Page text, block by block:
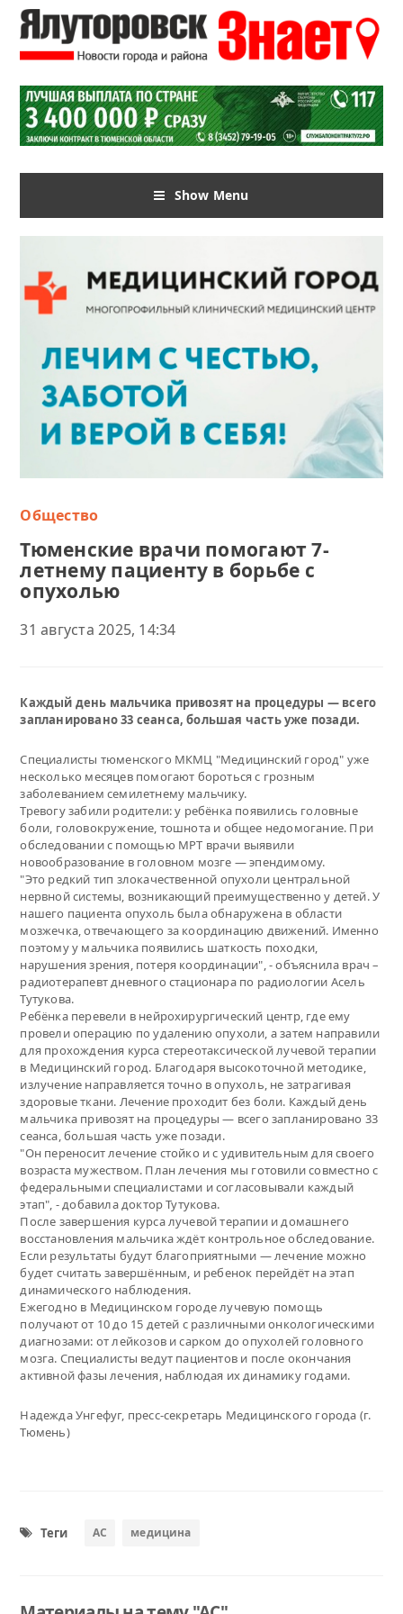
Show Menu
Общество
Тюменские врачи помогают 7-
летнему пациенту в борьбе с
опухолью
31 августа 2025, 14:34
Каждый день мальчика привозят на процедуры — всего
запланировано 33 сеанса, большая часть уже позади.
Специалисты тюменского МКМЦ "Медицинский город" уже
несколько месяцев помогают бороться с грозным
заболеванием семилетнему мальчику.
Тревогу забили родители: у ребёнка появились головные
боли, головокружение, тошнота и общее недомогание. При
обследовании с помощью МРТ врачи выявили
новообразование в головном мозге — эпендимому.
"Это редкий тип злокачественной опухоли центральной
нервной системы, возникающий преимущественно у детей. У
нашего пациента опухоль была обнаружена в области
мозжечка, отвечающего за координацию движений. Именно
поэтому у мальчика появились шаткость походки,
нарушения зрения, потеря координации", - объяснила врач –
радиотерапевт дневного стационара по радиологии Асель
Тутукова.
Ребёнка перевели в нейрохирургический центр, где ему
провели операцию по удалению опухоли, а затем направили
для прохождения курса стереотаксической лучевой терапии
в Медицинский город. Благодаря высокоточной методике,
излучение направляется точно в опухоль, не затрагивая
здоровые ткани. Лечение проходит без боли. Каждый день
мальчика привозят на процедуры — всего запланировано 33
сеанса, большая часть уже позади.
"Он переносит лечение стойко и с удивительным для своего
возраста мужеством. План лечения мы готовили совместно с
федеральными специалистами и согласовывали каждый
этап", - добавила доктор Тутукова.
После завершения курса лучевой терапии и домашнего
восстановления мальчика ждёт контрольное обследование.
Если результаты будут благоприятными — лечение можно
будет считать завершённым, и ребенок перейдёт на этап
динамического наблюдения.
Ежегодно в Медицинском городе лучевую помощь
получают от 10 до 15 детей с различными онкологическими
диагнозами: от лейкозов и сарком до опухолей головного
мозга. Специалисты ведут пациентов и после окончания
активной фазы лечения, наблюдая их динамику годами.
Надежда Унгефуг, пресс-секретарь Медицинского города (г.
Тюмень)
Теги АС медицина